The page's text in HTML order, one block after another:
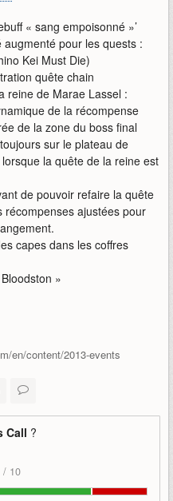
« sang empoisonné »’
pour les quests :
Kei Must Die)
quête chain
reine de Marae Lassel :
de la récompense
de la zone du boss final
sur le plateau de
la quête de la reine est
de pouvoir refaire la quête
récompenses ajustées pour
capes dans les coffres
»
en/content/2013-events
Call ?
/ 10